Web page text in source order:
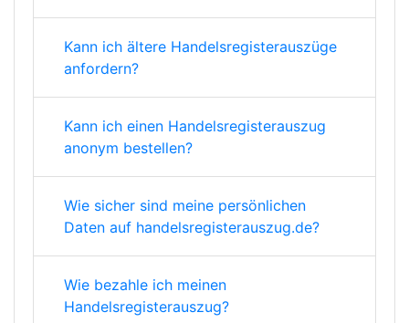
Kann ich ältere Handelsregisterauszüge
anfordern?
Kann ich einen Handelsregisterauszug
anonym bestellen?
Wie sicher sind meine persönlichen
Daten auf handelsregisterauszug.de?
Wie bezahle ich meinen
Handelsregisterauszug?